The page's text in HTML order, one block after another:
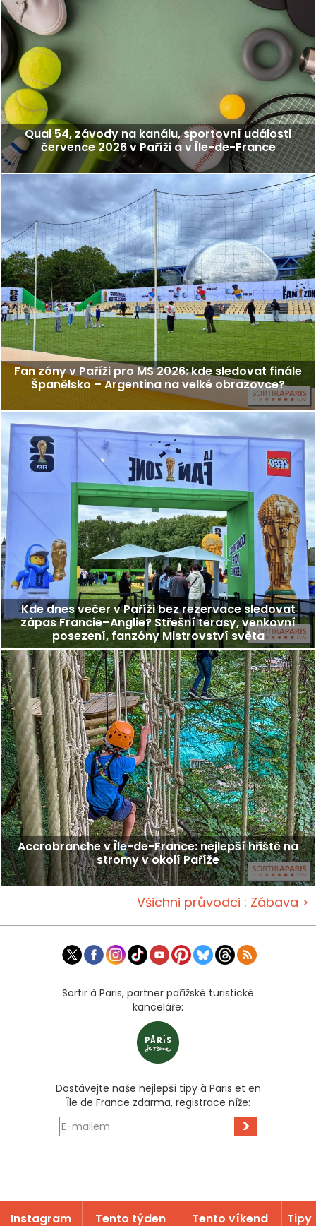
Quai 54, závody na kanálu, sportovní události
července 2026 v Paříži a v Île-de-France
Fan zóny v Paříži pro MS 2026: kde sledovat finále
Španělsko – Argentina na velké obrazovce?
Kde dnes večer v Paříži bez rezervace sledovat
zápas Francie–Anglie? Střešní terasy, venkovní
posezení, fanzóny Mistrovství světa
Accrobranche v Île-de-France: nejlepší hřiště na
stromy v okolí Paříže
Všichni průvodci : Zábava >
Sortir à Paris, partner pařížské turistické
kanceláře:
Dostávejte naše nejlepší tipy à Paris et en
Île de France zdarma, registrace níže:
>
Instagram Tento týden Tento víkend Tipy